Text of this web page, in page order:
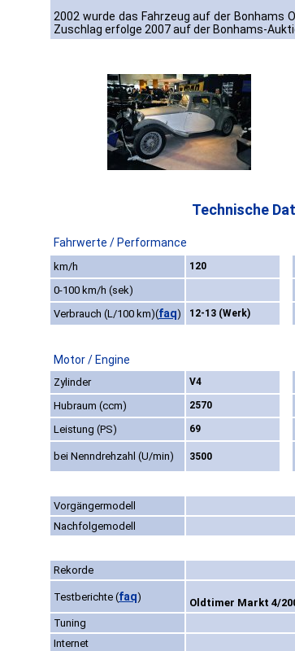
2002 wurde das Fahrzeug auf der Bonhams
Zuschlag erfolge 2007 auf der Bonhams-
Technische
Fahrwerte / Performance
km/h 120
0-100 km/h (sek)
Verbrauch (L/100 km)(faq) 12-13 (Werk)
Motor / Engine
Zylinder V4
Hubraum (ccm)
2570
Leistung (PS) 69
bei Nenndrehzahl (U/min) 3500
Vorgängermodell
Nachfolgemodell
Rekorde
Testberichte (faq)
Oldtimer Markt 4/
Tuning
Internet